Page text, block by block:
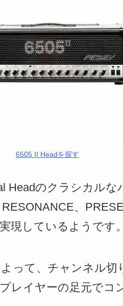
6505 II Headを探す
Headのクラシカル
、
現しているようです。
って、チャンネル切
レイヤーの足元でコ